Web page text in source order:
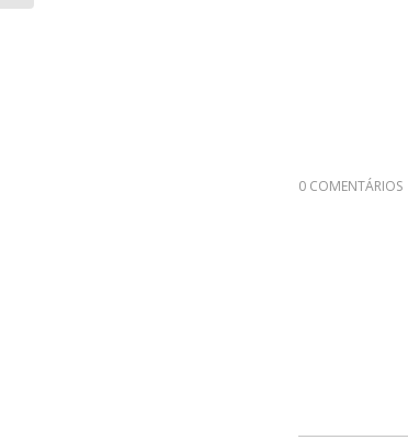
0 COMENTÁRIOS